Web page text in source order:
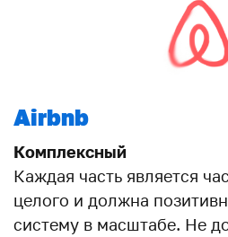
Airbnb
Комплексный
Каждая часть является
целого и должна
систему в масштабе. Не